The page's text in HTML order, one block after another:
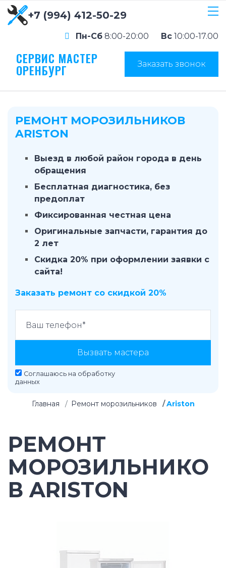
+7 (994) 412-50-29
Пн-Сб 8:00-20:00 Вс 10:00-17.00
СЕРВИС МАСТЕР
ОРЕНБУРГ Заказать звонок
РЕМОНТ МОРОЗИЛЬНИКОВ
ARISTON
Выезд в любой район города в день
обращения
Бесплатная диагностика, без
предоплат
Фиксированная честная цена
Оригинальные запчасти, гарантия до
2 лет
Скидка 20% при оформлении заявки с
сайта!
Заказать ремонт со скидкой 20%
Вызвать мастера
Соглашаюсь на обработку
данных
Главная Ремонт морозильников Ariston
РЕМОНТ
МОРОЗИЛЬНИКО
В ARISTON